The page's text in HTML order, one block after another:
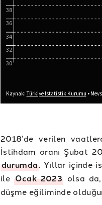
2018’de verilen
İstihdam oranı Şubat
durumda. Yıllar içinde
ile Ocak 2023olsa da,
düşme eğiliminde